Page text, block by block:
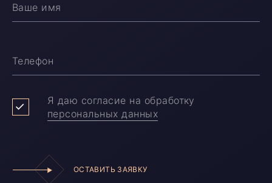
Ваше имя
Телефон
Я даю согласие на обработку
персональных данных
ОСТАВИТЬ ЗАЯВКУ